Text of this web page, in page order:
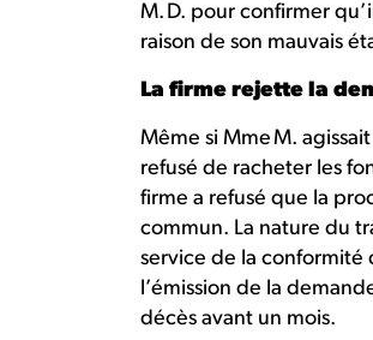
M. D. pour confirmer
raison de son mauvais
La firme rejette la
Même si Mme M.
refusé de racheter les
firme a refusé que la
commun. La nature du
service de la conformité
l’émission de la
décès avant un mois.